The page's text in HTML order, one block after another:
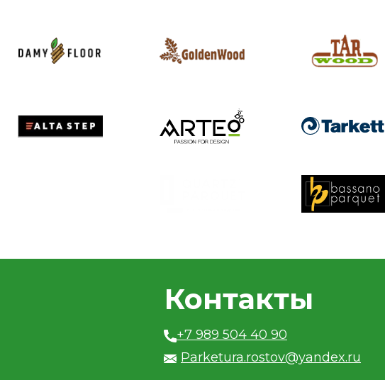
Контакты
+7 989 504 40 90
Parketura.rostov@yandex.ru